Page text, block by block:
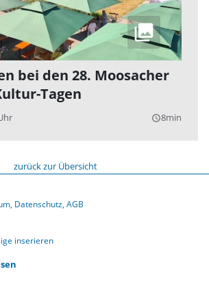
bei den 28. Moosacher
Tagen
query_builder8min
zurück zur Übersicht
Datenschutz AGB
inserieren